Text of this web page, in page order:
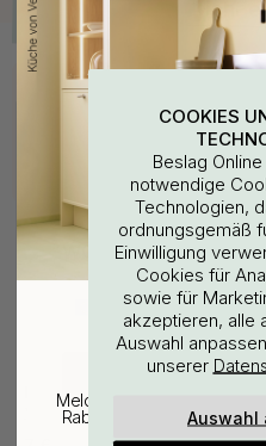
Kaufen Sie
Bohrschablone für
Möbelgriffe & Möbelknöpfe
COOKIES
Beslag
notwendige
Technologien,
ordnungsgemäß
Einwilligung
Cookies für
sowie für
akzeptieren, alle
Auswahl
unserer
Auswahl
WOULD YOU
EU
CHANGE
25%
Melde dich für unseren
Rabatt auf den
plus Inspiration